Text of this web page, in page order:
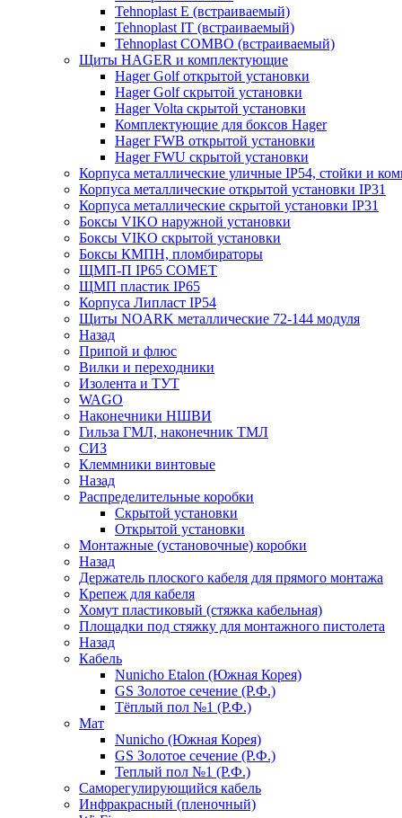
Tehnoplast E (встраиваемый)
Tehnoplast IT (встраиваемый)
Tehnoplast COMBO (встраиваемый)
Щиты HAGER и комплектующие
Hager Golf открытой установки
Hager Golf скрытой установки
Hager Volta скрытой установки
Комплектующие для боксов Hager
Hager FWB открытой установки
Hager FWU скрытой установки
Корпуса металлические уличные IP54, стойки и
Корпуса металлические открытой установки IP31
Корпуса металлические скрытой установки IP31
Боксы VIKO наружной установки
Боксы VIKO скрытой установки
Боксы КМПН, пломбираторы
ЩМП-П IP65 COMET
ЩМП пластик IP65
Корпуса Липласт IP54
Щиты NOARK металлические 72-144 модуля
Назад
Припой и флюс
Вилки и переходники
Изолента и ТУТ
WAGO
Наконечники НШВИ
Гильза ГМЛ, наконечник ТМЛ
СИЗ
Клеммники винтовые
Назад
Распределительные коробки
Скрытой установки
Открытой установки
Монтажные (установочные) коробки
Назад
Держатель плоского кабеля для прямого монтажа
Крепеж для кабеля
Хомут пластиковый (стяжка кабельная)
Площадки под стяжку для монтажного пистолета
Назад
Кабель
Nunicho Etalon (Южная Корея)
GS Золотое сечение (Р.Ф.)
Тёплый пол №1 (Р.Ф.)
Мат
Nunicho (Южная Корея)
GS Золотое сечение (Р.Ф.)
Теплый пол №1 (Р.Ф.)
Саморегулирующийся кабель
Инфракрасный (пленочный)